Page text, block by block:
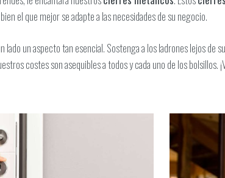
el que mejor se adapte a las necesidades de su negocio.
lado un aspecto tan esencial. Sostenga a los ladrones lejos de
costes son asequibles a todos y cada uno de los bolsillos.